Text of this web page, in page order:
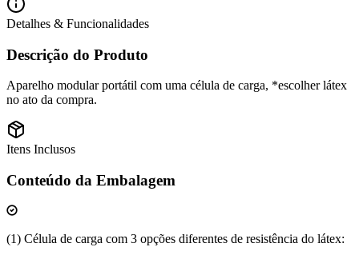
Detalhes & Funcionalidades
Descrição do Produto
Aparelho modular portátil com uma célula de carga, *escolher látex
no ato da compra.
Itens Inclusos
Conteúdo da Embalagem
(1) Célula de carga com 3 opções diferentes de resistência do látex: